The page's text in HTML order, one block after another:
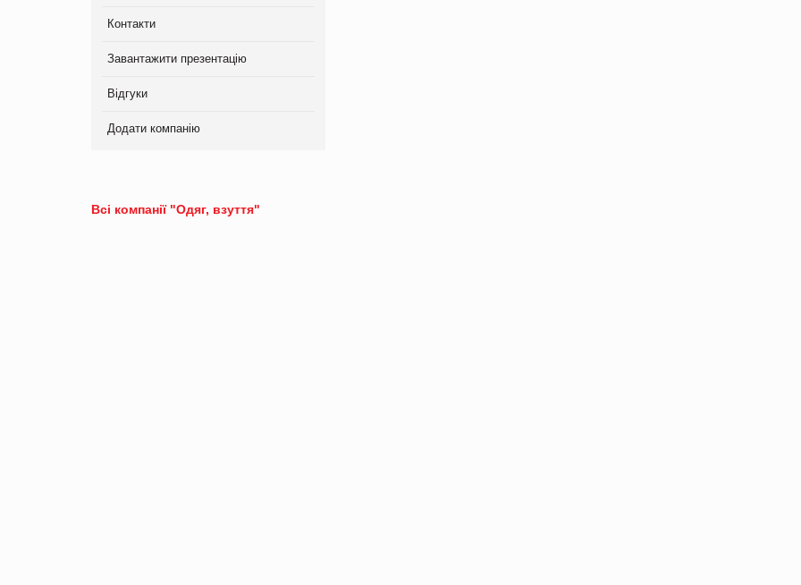
Контакти
Завантажити презентацію
Відгуки
Додати компанію
Всі компанії "Одяг, взуття"